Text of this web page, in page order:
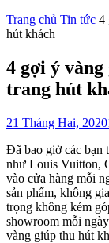
Trang chủ Tin tức 4
hút khách
4 gợi ý
trang hút
21 Tháng Hai, 2020
Đã bao giờ các bạn
như Louis Vuitton,
vào cửa hàng mỗi
sản phẩm, không
trọng không kém
showroom mỗi
vàng giúp thu hút